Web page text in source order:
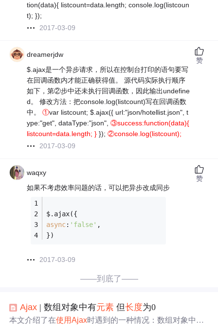
tion(data){ listcount=data.length; console.log(listcoun
t); });
2017-03-09
dreamerjdw
$.ajax是一个异步请求，所以在控制台打印的语句要写
在回调函数内才能正确获得值。 源代码实际执行顺序
如下，第②步中还未执行回调函数，因此输出undefine
d。 修改方法：把console.log(listcount)写在回调函数
中。①var listcount; $.ajax({ url:"json/hotellist.json", t
ype:"get", dataType:"json",③success:function(data){
listcount=data.length; } });②console.log(listcount);
2017-03-09
赞
waqxy
如果不考虑效率问题的话，可以把异步改成同步
$.ajax({
async: 'false' ,
})
2017-03-09
赞
——到底了——
Ajax | 数组对象中有元素 但长度为0
本文介绍了在使用Ajax时遇到的一种情况：数组对象中实